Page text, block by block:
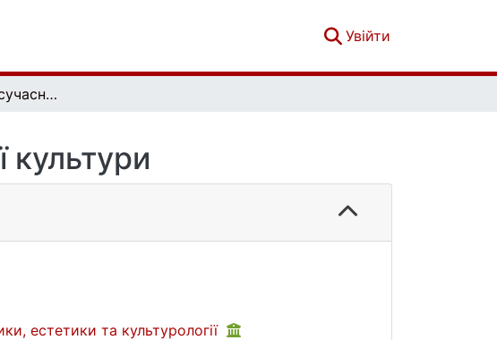
Увійти
Мода в системі сучасної культури
культури
естетики та культурології